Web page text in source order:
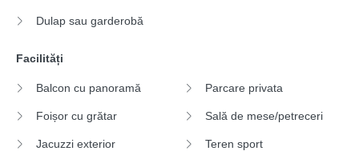
Dulap sau garderobă
Facilități
Balcon cu panoramă
Foișor cu grătar
Jacuzzi exterior
Parcare privata
Sală de mese/petreceri
Teren sport